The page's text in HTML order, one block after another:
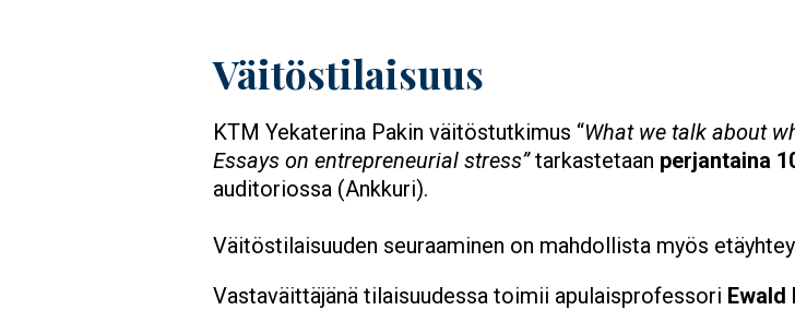
Väitöstilaisuus
KTM Yekaterina Pakin väitöstutkimus “What we talk about
Essays on entrepreneurial stress”tarkastetaan perjantaina
auditoriossa (Ankkuri).
Väitöstilaisuuden seuraaminen on mahdollista myös
Vastaväittäjänä tilaisuudessa toimii apulaisprofessori Ewald